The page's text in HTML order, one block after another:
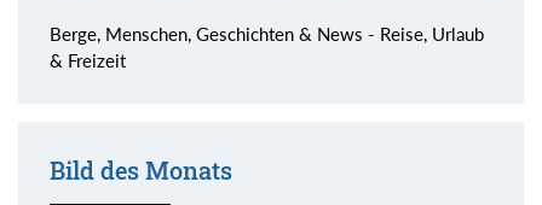
Berge, Menschen, Geschichten & News - Reise, Urlaub
& Freizeit
Bild des Monats